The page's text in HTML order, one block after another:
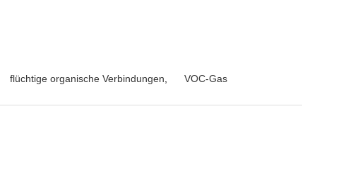
flüchtige organische Verbindungen VOC-Gas